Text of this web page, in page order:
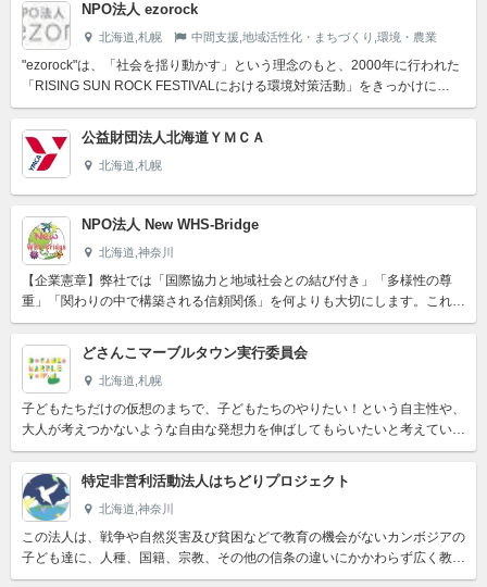
NPO法人 ezorock
北海道,札幌 中間支援,地域活性化・まちづくり,環境・農業
"ezorock"は、「社会を揺り動かす」という理念のもと、2000年に行われた
「RISING SUN ROCK FESTIVALにおける環境対策活動」をきっかけに
2001年4月に設立。 青年...
公益財団法人北海道ＹＭＣＡ
北海道,札幌
NPO法人 New WHS-Bridge
北海道,神奈川
【企業憲章】弊社では「国際協力と地域社会との結び付き」「多様性の尊
重」「関わりの中で構築される信頼関係」を何よりも大切にします。これは
New WHS-Bridge存立の前提です。実際に活動してい...
どさんこマーブルタウン実行委員会
北海道,札幌
子どもたちだけの仮想のまちで、子どもたちのやりたい！という自主性や、
大人が考えつかないような自由な発想力を伸ばしてもらいたいと考えていま
す。また、スタッフは単に教えるのではなく、子どもたちをサポ...
特定非営利活動法人はちどりプロジェクト
北海道,神奈川
この法人は、戦争や自然災害及び貧困などで教育の機会がないカンボジアの
子ども達に、人種、国籍、宗教、その他の信条の違いにかかわらず広く教育
等の援助を行う。また貧困のため、隣国のタイに出稼ぎに行く現...